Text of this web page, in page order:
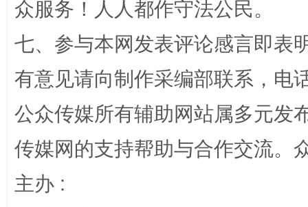
“蜀中异人”王建安的艺术幻境
众服务！人人都作守法公民。
七、参与本网发表评论感言即表
有意见请向制作采编部联系，电
公众传媒所有辅助网站属多元发
传媒网的支持帮助与合作交流。
主办 :